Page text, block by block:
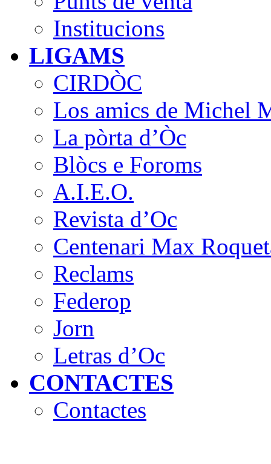
Institucions
LIGAMS
CIRDÒC
Los amics de Michel
La pòrta d’Òc
Blòcs e Foroms
A.I.E.O.
Revista d’Oc
Centenari Max
Reclams
Federop
Jorn
Letras d’Oc
CONTACTES
Contactes